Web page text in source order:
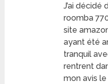
J’ai décidé
roomba
site
ayant été
tranquil
rentrent
mon avis le